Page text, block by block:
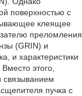
поверхностью с
клеящее
преломления
(GRIN) и
и характеристики
этого,
связыванием
пучка с